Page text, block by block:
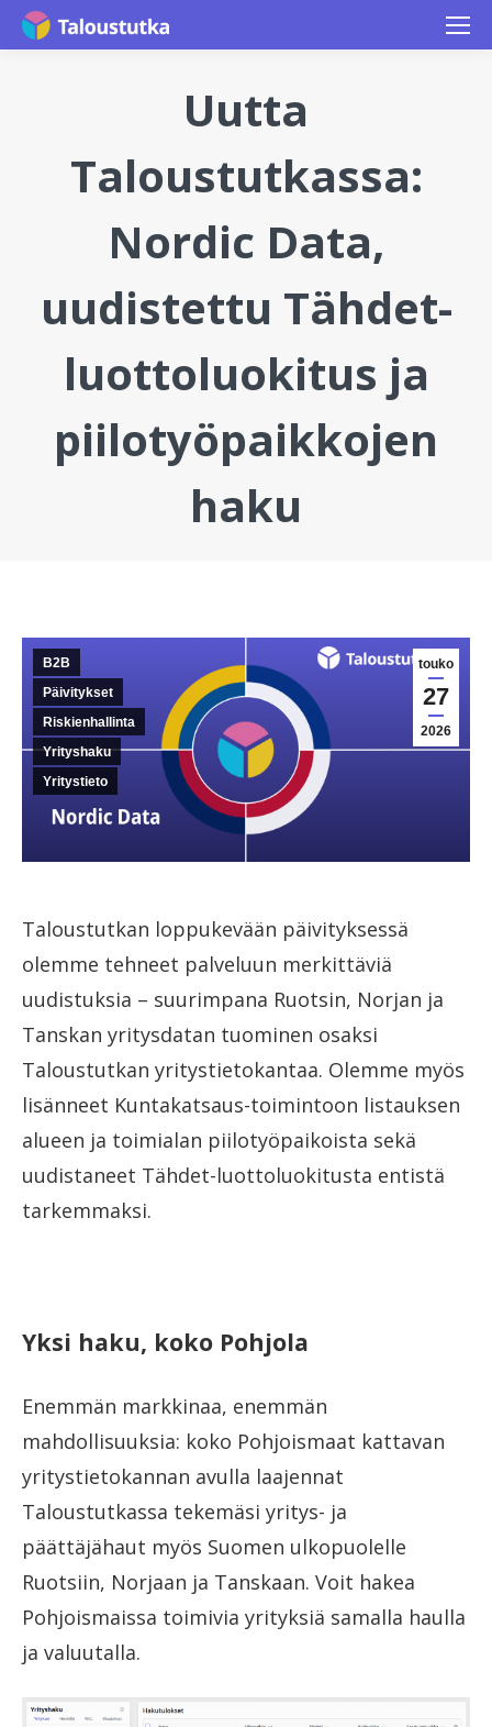
Uutta
Taloustutkassa:
Nordic Data,
uudistettu Tähdet-
luottoluokitus ja
piilotyöpaikkojen
haku
touko
27
2026
B2B
Päivitykset
Riskienhallinta
Yrityshaku
Yritystieto
Taloustutkan loppukevään päivityksessä
olemme tehneet palveluun merkittäviä
uudistuksia – suurimpana Ruotsin, Norjan ja
Tanskan yritysdatan tuominen osaksi
Taloustutkan yritystietokantaa. Olemme myös
lisänneet Kuntakatsaus-toimintoon listauksen
alueen ja toimialan piilotyöpaikoista sekä
uudistaneet Tähdet-luottoluokitusta entistä
tarkemmaksi.
Yksi haku, koko Pohjola
Enemmän markkinaa, enemmän
mahdollisuuksia: koko Pohjoismaat kattavan
yritystietokannan avulla laajennat
Taloustutkassa tekemäsi yritys- ja
päättäjähaut myös Suomen ulkopuolelle
Ruotsiin, Norjaan ja Tanskaan. Voit hakea
Pohjoismaissa toimivia yrityksiä samalla haulla
ja valuutalla.